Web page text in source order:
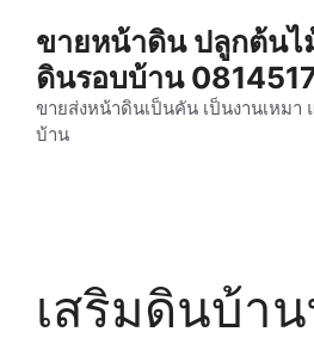
content
ขายหน้าดิน ปลูกต้นไ
ดินรอบบ้าน
ขายส่งหน้าดินเป็นคัน เป็นงานเหม
บ้าน
เสริมดินบ้า